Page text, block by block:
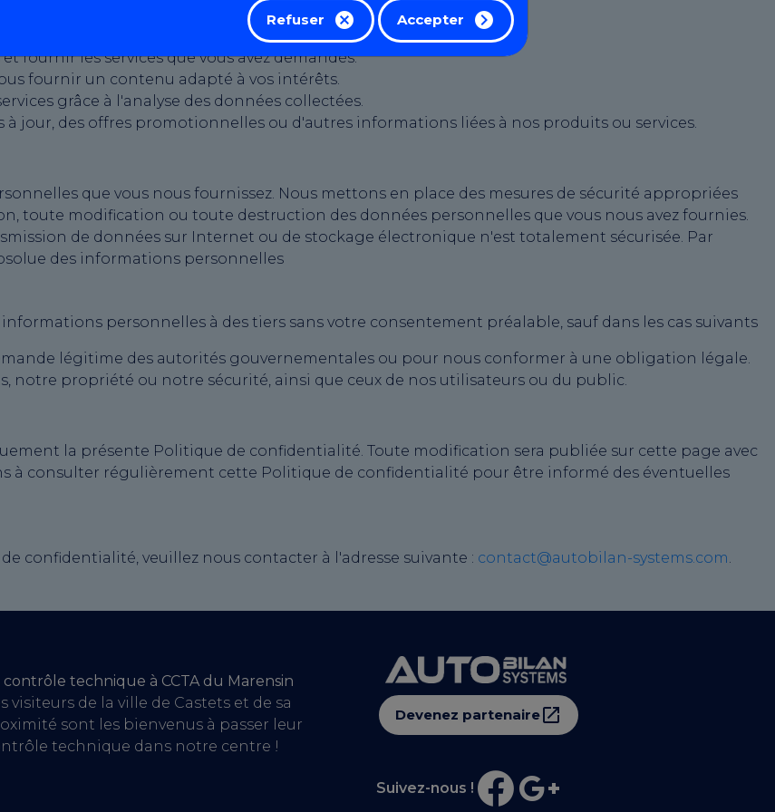
Refuser Accepter
utilisées dans les buts suivants :
fournir les services que vous avez demandés.
fournir un contenu adapté à vos intérêts.
grâce à l'analyse des données collectées.
jour, des offres promotionnelles ou d'autres informations liées à nos produits ou services.
que vous nous fournissez. Nous mettons en place des mesures de sécurité appropriées
toute modification ou toute destruction des données personnelles que vous nous avez fournies.
de données sur Internet ou de stockage électronique n'est totalement sécurisée. Par
des informations personnelles
personnelles à des tiers sans votre consentement préalable, sauf dans les cas suivants
légitime des autorités gouvernementales ou pour nous conformer à une obligation légale.
notre propriété ou notre sécurité, ainsi que ceux de nos utilisateurs ou du public.
la présente Politique de confidentialité. Toute modification sera publiée sur cette page avec
à consulter régulièrement cette Politique de confidentialité pour être informé des éventuelles
confidentialité, veuillez nous contacter à l'adresse suivante : contact@autobilan-systems.com.
contrôle technique à CCTA du Marensin
visiteurs de la ville de Castets et de sa
sont les bienvenus à passer leur
technique dans notre centre !
Devenez partenaire
Suivez-nous !